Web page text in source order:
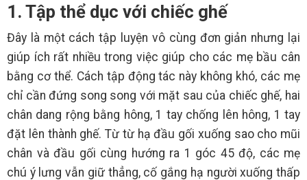
1. Tập thể dục với chiếc ghế
Đây là một cách tập luyện vô cùng đơn giản nhưng lại
giúp ích rất nhiều trong việc giúp cho các mẹ bầu cân
bằng cơ thể. Cách tập động tác này không khó, các mẹ
chỉ cần đứng song song với mặt sau của chiếc ghế, hai
chân dang rộng bằng hông, 1 tay chống lên hông, 1 tay
đặt lên thành ghế. Từ từ hạ đầu gối xuống sao cho mũi
chân và đầu gối cùng hướng ra 1 góc 45 độ, các mẹ
chú ý lưng vẫn giữ thẳng, cố gắng hạ người xuống thấp